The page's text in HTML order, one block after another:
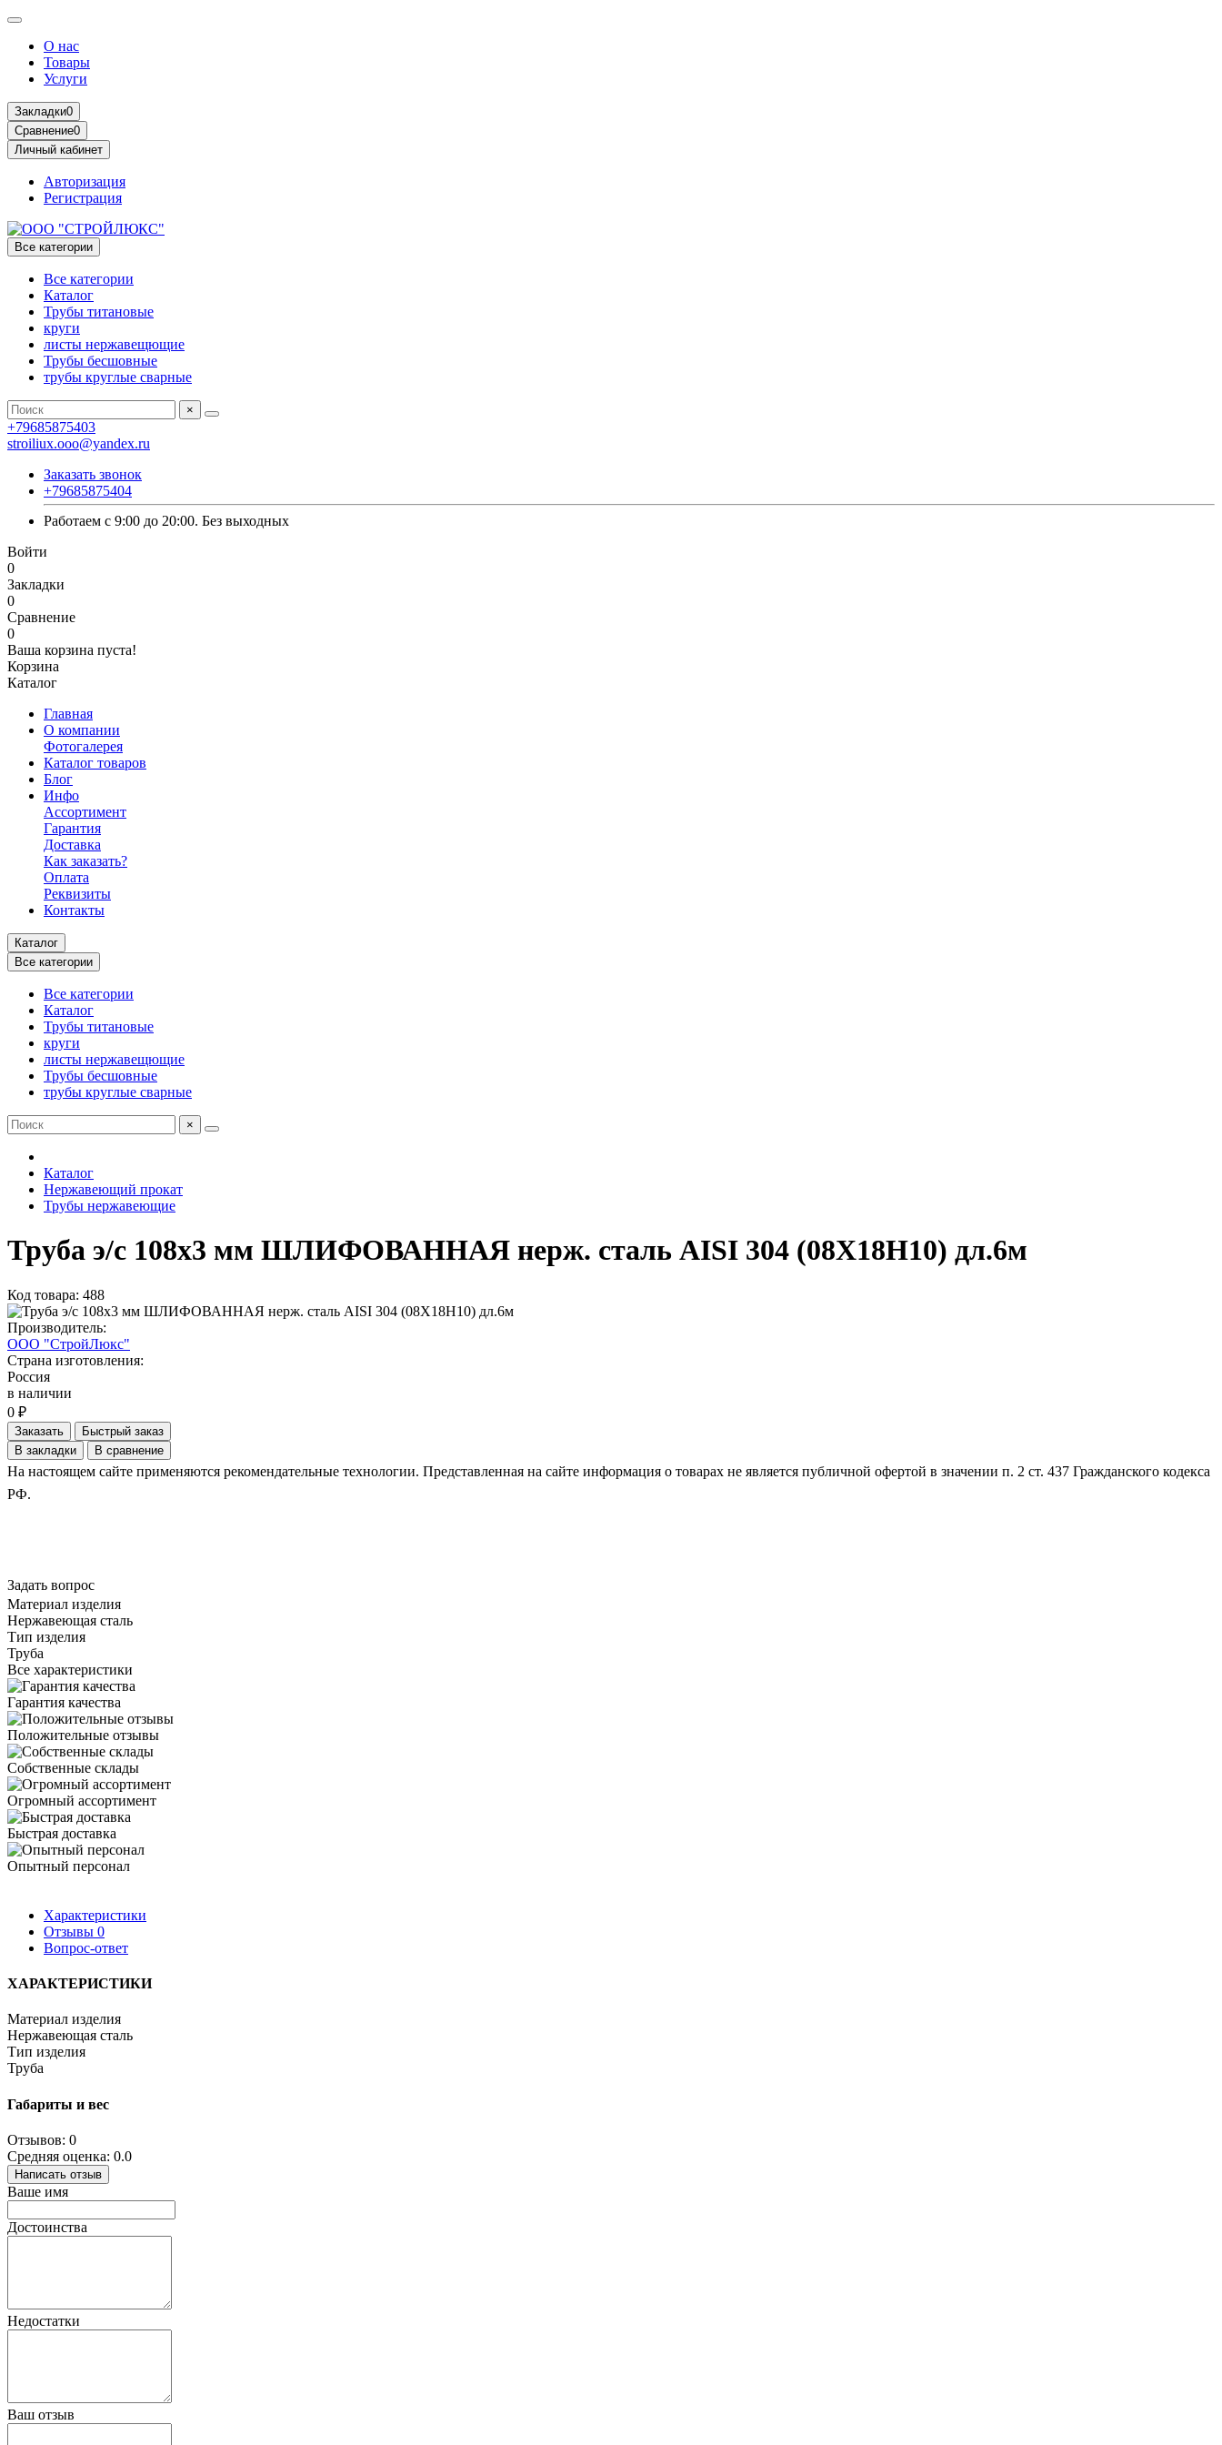
О нас
Товары
Услуги
Закладки0
Сравнение0
Личный кабинет
Авторизация
Регистрация
Все категории
Все категории
Каталог
Трубы титановые
круги
листы нержавещющие
Трубы бесшовные
трубы круглые сварные
×
+79685875403
stroiliux.ooo@yandex.ru
Заказать звонок
+79685875404
Работаем с 9:00 до 20:00. Без выходных
Войти
0
Закладки
0
Сравнение
0
Ваша корзина пуста!
Корзина
Каталог
Главная
О компании
Фотогалерея
Каталог товаров
Блог
Инфо
Ассортимент
Гарантия
Доставка
Как заказать?
Оплата
Реквизиты
Контакты
Каталог
Все категории
Все категории
Каталог
Трубы титановые
круги
листы нержавещющие
Трубы бесшовные
трубы круглые сварные
×
Каталог
Нержавеющий прокат
Трубы нержавеющие
Труба э/с 108х3 мм ШЛИФОВАННАЯ нерж. сталь AISI 304 (08Х18Н10) дл.6м
Код товара: 488
Производитель:
ООО "СтройЛюкс"
Страна изготовления:
Россия
в наличии
0 ₽
Заказать
Быстрый заказ
В закладки
В сравнение
На настоящем сайте применяются рекомендательные технологии. Представленная на сайте информация о товарах не является публичной офертой в значении п. 2 ст. 437 Гражданского кодекса
РФ.
Задать вопрос
Материал изделия
Нержавеющая сталь
Тип изделия
Труба
Все характеристики
Гарантия качества
Положительные отзывы
Собственные склады
Огромный ассортимент
Быстрая доставка
Опытный персонал
Характеристики
Отзывы 0
Вопрос-ответ
ХАРАКТЕРИСТИКИ
Материал изделия
Нержавеющая сталь
Тип изделия
Труба
Габариты и вес
Отзывов: 0
Средняя оценка: 0.0
Написать отзыв
Ваше имя
Достоинства
Недостатки
Ваш отзыв